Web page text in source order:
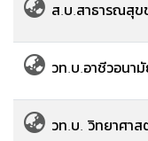
ส.บ.สาธารณสุ
วท.บ.อาชีวอนา
วท.บ. วิทยาศาส